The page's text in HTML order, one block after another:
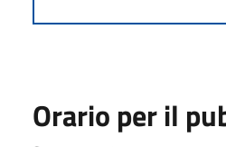
Orario per il